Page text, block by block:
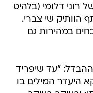
רוני דלומי (בלהיט
הוותיק שי צברי.
במהירות גם
"עד שיפריד
היעדר המילים בו